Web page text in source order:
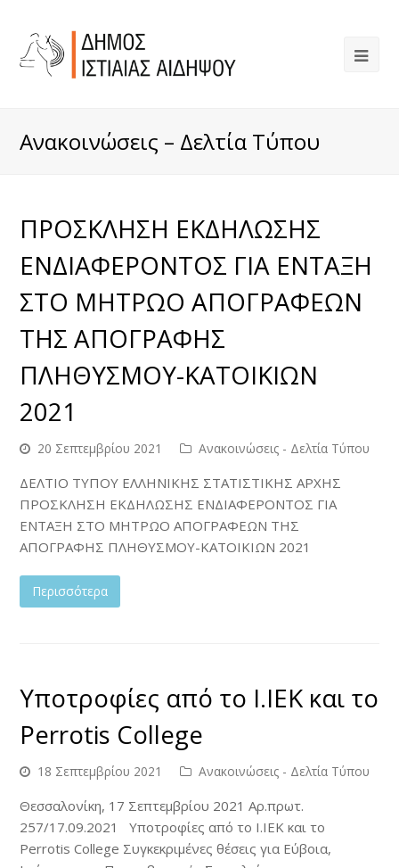
Ανακοινώσεις – Δελτία Τύπου
ΠΡΟΣΚΛΗΣΗ ΕΚΔΗΛΩΣΗΣ
ΕΝΔΙΑΦΕΡΟΝΤΟΣ ΓΙΑ ΕΝΤΑΞΗ
ΣΤΟ ΜΗΤΡΩΟ ΑΠΟΓΡΑΦΕΩΝ
ΤΗΣ ΑΠΟΓΡΑΦΗΣ
ΠΛΗΘΥΣΜΟΥ-ΚΑΤΟΙΚΙΩΝ
2021
20 Σεπτεμβρίου 2021 Ανακοινώσεις - Δελτία Τύπου
ΔΕΛΤΙΟ ΤΥΠΟΥ ΕΛΛΗΝΙΚΗΣ ΣΤΑΤΙΣΤΙΚΗΣ ΑΡΧΗΣ
ΠΡΟΣΚΛΗΣΗ ΕΚΔΗΛΩΣΗΣ ΕΝΔΙΑΦΕΡΟΝΤΟΣ ΓΙΑ
ΕΝΤΑΞΗ ΣΤΟ ΜΗΤΡΩΟ ΑΠΟΓΡΑΦΕΩΝ ΤΗΣ
ΑΠΟΓΡΑΦΗΣ ΠΛΗΘΥΣΜΟΥ-ΚΑΤΟΙΚΙΩΝ 2021
Περισσότερα
Υποτροφίες από τo I.IEK και το
Perrotis College
18 Σεπτεμβρίου 2021 Ανακοινώσεις - Δελτία Τύπου
Θεσσαλονίκη, 17 Σεπτεμβρίου 2021 Αρ.πρωτ.
257/17.09.2021 Υποτροφίες από τo I.IEK και το
Perrotis College Συγκεκριμένες θέσεις για Εύβοια,